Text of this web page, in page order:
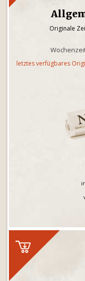
Originale
letztes verfügbares